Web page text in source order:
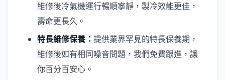
維修後冷氣機運行暢順寧靜，製冷效能更佳，
壽命更長久。
特長維修保養： 提供業界罕見的特長保養期，
維修後如有相同噪音問題，我們免費跟進，讓
你百分百安心。